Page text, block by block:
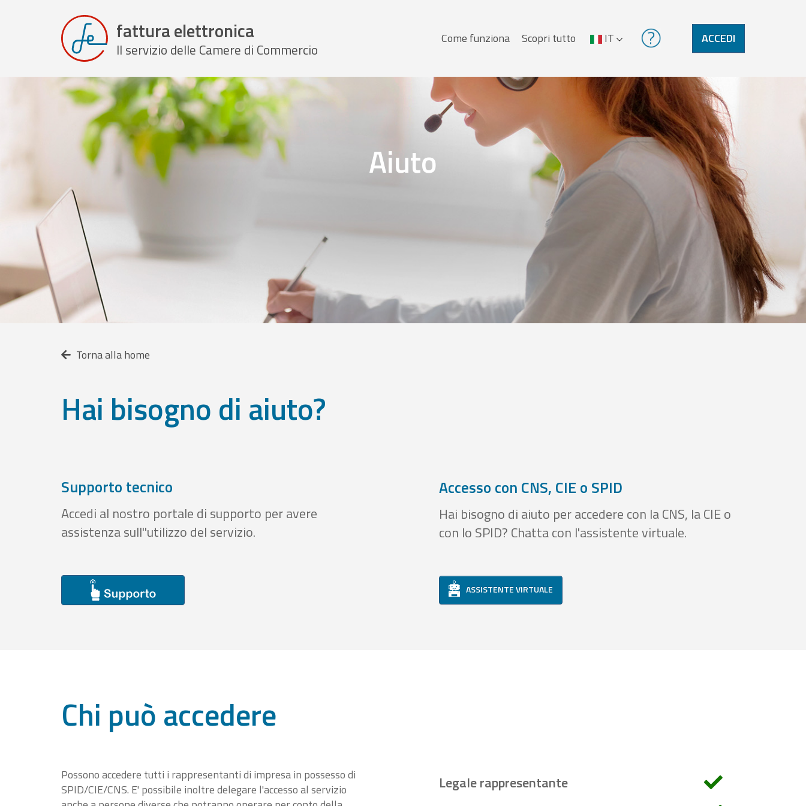
fattura elettronica
Il servizio delle Camere di Commercio Menu
Come funziona Scopri tutto IT ACCEDI
Aiuto
Torna alla home
Hai bisogno di aiuto?
Supporto tecnico
Accedi al nostro portale di supporto per avere
assistenza sull''utilizzo del servizio.
Accesso con CNS, CIE o SPID
Hai bisogno di aiuto per accedere con la CNS, la CIE o
con lo SPID? Chatta con l'assistente virtuale.
ASSISTENTE VIRTUALE
Chi può accedere
Possono accedere tutti i rappresentanti di impresa in possesso di
SPID/CIE/CNS. E' possibile inoltre delegare l'accesso al servizio
Legale rappresentante